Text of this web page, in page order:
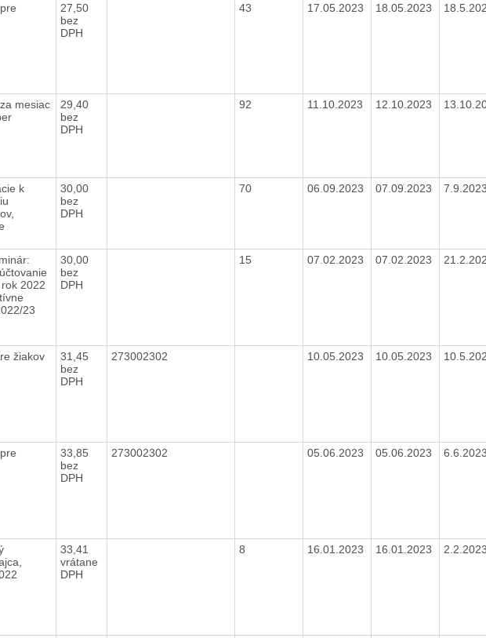
27,50
bez
DPH
43 17.05.2023 18.05.2023
mesiac
29,40
bez
DPH
92 11.10.2023 12.10.2023
k
30,00
bez
DPH
70 06.09.2023 07.09.2023
2022
23
30,00
bez
DPH
15 07.02.2023 07.02.2023
žiakov
31,45
bez
DPH
273002302 10.05.2023 10.05.2023
33,85
bez
DPH
273002302 05.06.2023 05.06.2023
33,41
vrátane
DPH
8 16.01.2023 16.01.2023